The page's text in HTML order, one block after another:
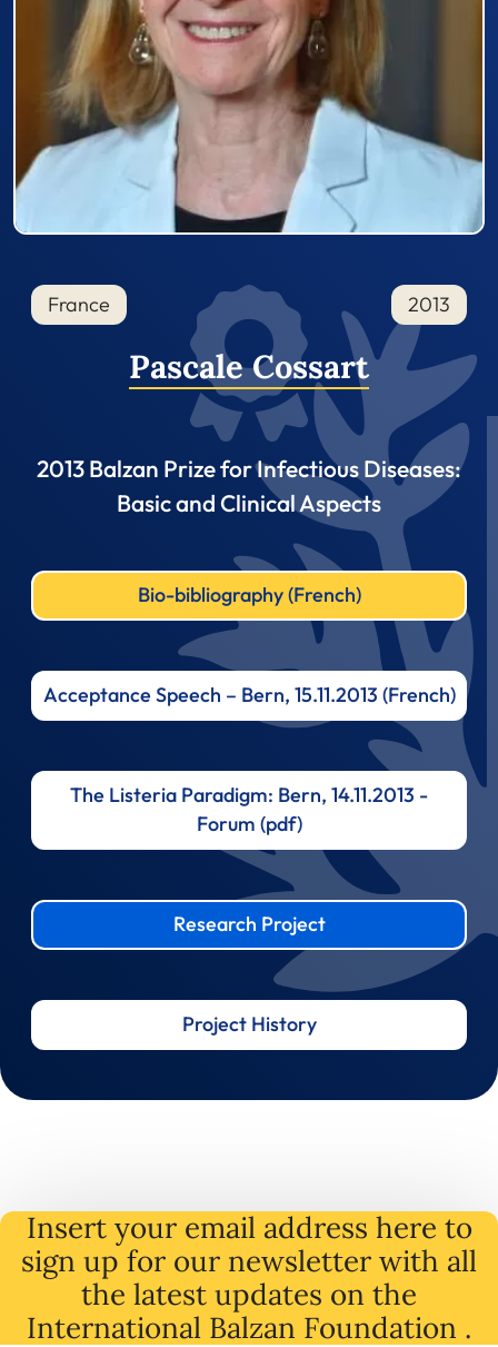
France 2013
Pascale Cossart
2013 Balzan Prize for Infectious Diseases:
Basic and Clinical Aspects
Bio-bibliography (French)
Acceptance Speech – Bern, 15.11.2013 (French)
The Listeria Paradigm: Bern, 14.11.2013 -
Forum (pdf)
Research Project
Project History
Insert your email address here to
sign up for our newsletter with all
the latest updates on the
International Balzan Foundation .